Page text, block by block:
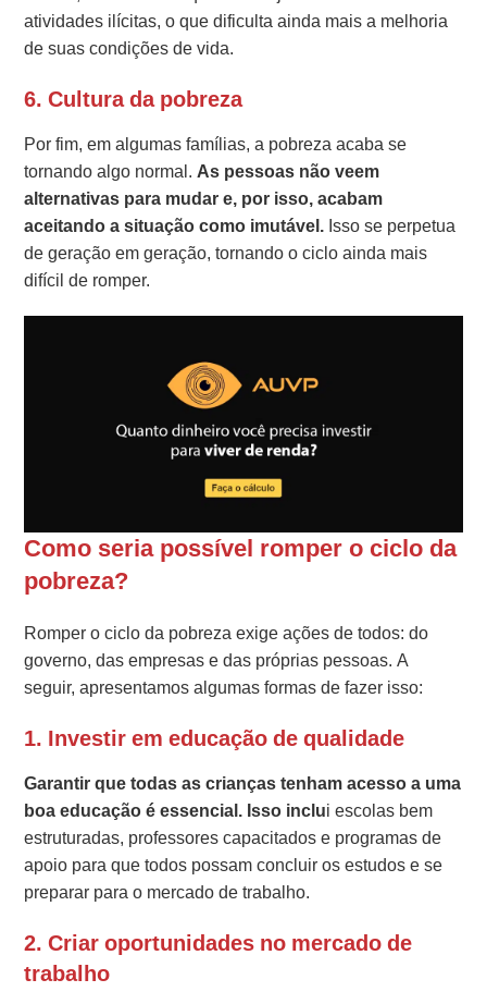
atividades ilícitas, o que dificulta ainda mais a melhoria
de suas condições de vida.
6. Cultura da pobreza
Por fim, em algumas famílias, a pobreza acaba se
tornando algo normal.As pessoas não veem
alternativas para mudar e, por isso, acabam
aceitando a situação como imutável. Isso se perpetua
de geração em geração, tornando o ciclo ainda mais
difícil de romper.
Como seria possível romper o ciclo da
pobreza?
Romper o ciclo da pobreza exige ações de todos: do
governo, das empresas e das próprias pessoas. A
seguir, apresentamos algumas formas de fazer isso:
1. Investir em educação de qualidade
Garantir que todas as crianças tenham acesso a uma
boa educação é essencial. Isso inclui escolas bem
estruturadas, professores capacitados e programas de
apoio para que todos possam concluir os estudos e se
preparar para o mercado de trabalho.
2. Criar oportunidades no mercado de
trabalho